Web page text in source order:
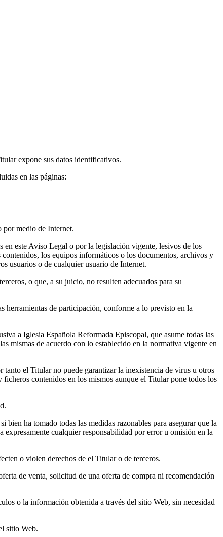
expone sus datos identificativos.
en las páginas:
por medio de Internet.
este Aviso Legal o por la legislación vigente, lesivos de los
los equipos informáticos o los documentos, archivos y
usuarios o de cualquier usuario de Internet.
o que, a su juicio, no resulten adecuados para su
herramientas de participación, conforme a lo previsto en la
a Iglesia Española Reformada Episcopal, que asume todas las
mismas de acuerdo con lo establecido en la normativa vigente en
tanto el Titular no puede garantizar la inexistencia de virus u otros
contenidos en los mismos aunque el Titular pone todos los
ha tomado todas las medidas razonables para asegurar que la
cualquier responsabilidad por error u omisión en la
o violen derechos de el Titular o de terceros.
de venta, solicitud de una oferta de compra ni recomendación
o la información obtenida a través del sitio Web, sin necesidad
sitio Web.